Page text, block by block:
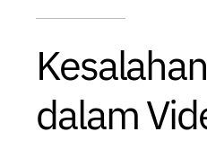
dalam